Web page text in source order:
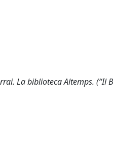
La biblioteca Altemps. (“Il